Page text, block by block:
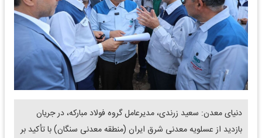
دنیای معدن: سعید زرندی، مدیرعامل گروه فولاد مبارکه، در جریان
بازدید از عسلویه معدنی شرق ایران (منطقه معدنی سنگان) با تأکید بر